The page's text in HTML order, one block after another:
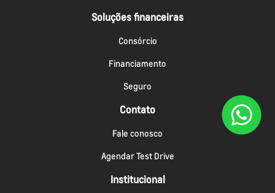
Soluções financeiras
Consórcio
Financiamento
Seguro
Contato
Fale conosco
Agendar Test Drive
Institucional